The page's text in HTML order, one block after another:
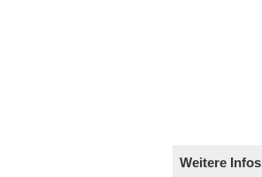
Weitere Infos